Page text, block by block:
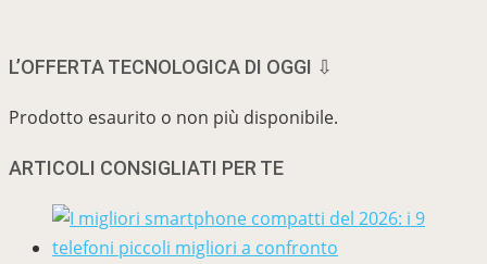
L’OFFERTA TECNOLOGICA DI OGGI ⇩
Prodotto esaurito o non più disponibile.
ARTICOLI CONSIGLIATI PER TE